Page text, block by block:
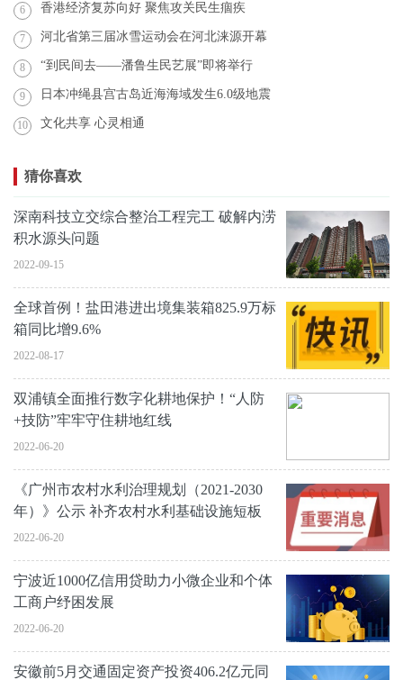
6 香港经济复苏向好 聚焦攻关民生痼疾
7 河北省第三届冰雪运动会在河北涞源开幕
8 “到民间去——潘鲁生民艺展”即将举行
9 日本冲绳县宫古岛近海海域发生6.0级地震
10 文化共享 心灵相通
猜你喜欢
深南科技立交综合整治工程完工 破解内涝
积水源头问题
2022-09-15
全球首例！盐田港进出境集装箱825.9万标
箱同比增9.6%
2022-08-17
双浦镇全面推行数字化耕地保护！“人防
+技防”牢牢守住耕地红线
2022-06-20
《广州市农村水利治理规划（2021-2030
年）》公示 补齐农村水利基础设施短板
2022-06-20
宁波近1000亿信用贷助力小微企业和个体
工商户纾困发展
2022-06-20
安徽前5月交通固定资产投资406.2亿元同